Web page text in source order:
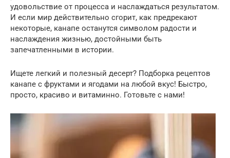
удовольствие от процесса и наслаждаться результатом.
И если мир действительно сгорит, как предрекают
некоторые, канапе останутся символом радости и
наслаждения жизнью, достойными быть
запечатленными в истории.
Ищете легкий и полезный десерт? Подборка рецептов
канапе с фруктами и ягодами на любой вкус! Быстро,
просто, красиво и витаминно. Готовьте с нами!